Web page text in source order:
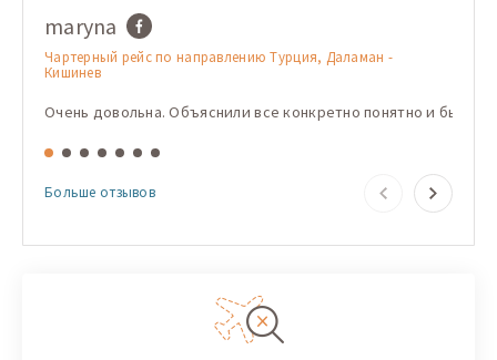
maryna
Чартерный рейс по направлению Турция, Даламан -
Кишинев
Очень довольна. Объяснили все конкретно понятно и быстро
Больше отзывов